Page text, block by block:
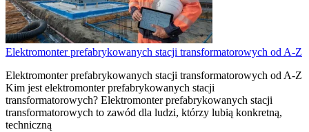
Elektromonter prefabrykowanych stacji transformatorowych od A-Z
Elektromonter prefabrykowanych stacji transformatorowych od A-Z
Kim jest elektromonter prefabrykowanych stacji
transformatorowych? Elektromonter prefabrykowanych stacji
transformatorowych to zawód dla ludzi, którzy lubią konkretną,
techniczną